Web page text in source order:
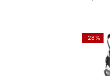
-28%